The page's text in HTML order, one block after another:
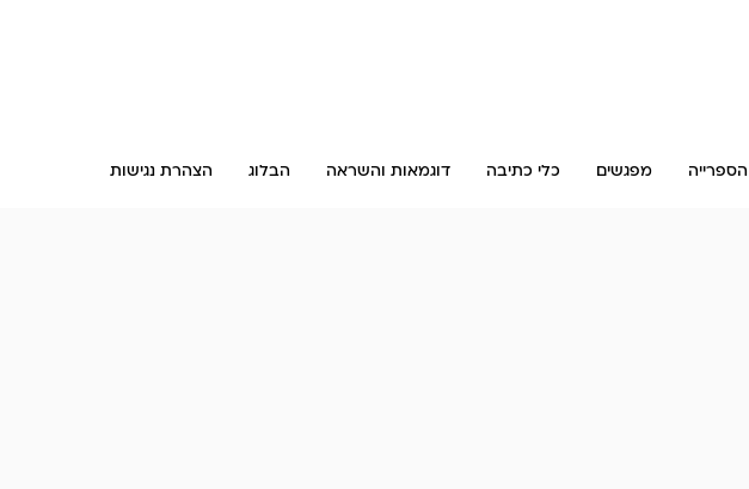
הספרייה מפגשים כלי כתיבה דוגמאות והשראה הבלוג הצהרת נגישות